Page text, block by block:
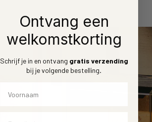
Ontvang een
welkomstkorting
Schrijf je in en ontvang gratis verzending
bij je volgende bestelling.